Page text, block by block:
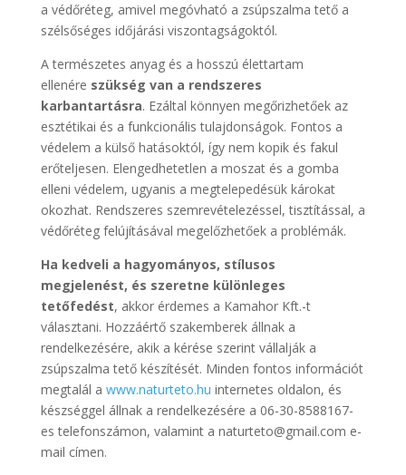
a védőréteg, amivel megóvható a zsúpszalma tető a
szélsőséges időjárási viszontagságoktól.
A természetes anyag és a hosszú élettartam
ellenére szükség van a rendszeres
karbantartásra. Ezáltal könnyen megőrizhetőek az
esztétikai és a funkcionális tulajdonságok. Fontos a
védelem a külső hatásoktól, így nem kopik és fakul
erőteljesen. Elengedhetetlen a moszat és a gomba
elleni védelem, ugyanis a megtelepedésük károkat
okozhat. Rendszeres szemrevételezéssel, tisztítással, a
védőréteg felújításával megelőzhetőek a problémák.
Ha kedveli a hagyományos, stílusos
megjelenést, és szeretne különleges
tetőfedést, akkor érdemes a Kamahor Kft.-t
választani. Hozzáértő szakemberek állnak a
rendelkezésére, akik a kérése szerint vállalják a
zsúpszalma tető készítését. Minden fontos információt
megtalál a www.naturteto.hu internetes oldalon, és
készséggel állnak a rendelkezésére a 06-30-8588167-
es telefonszámon, valamint a naturteto@gmail.com e-
mail címen.